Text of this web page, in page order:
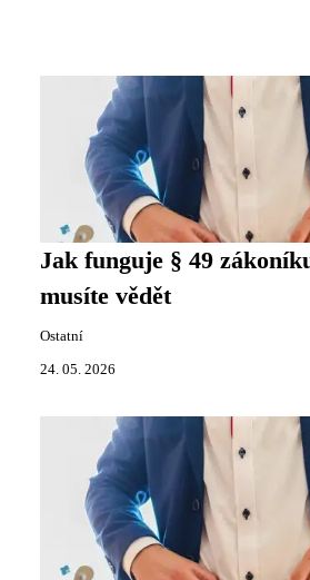
Jak funguje § 49
musíte vědět
Ostatní
24. 05. 2026